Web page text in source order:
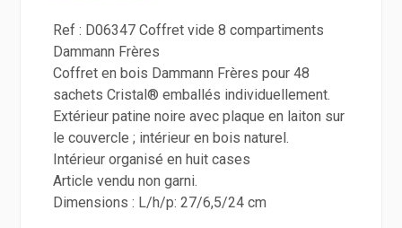
Ref : D06347 Coffret vide 8 compartiments
Dammann Frères
Coffret en bois Dammann Frères pour 48
sachets Cristal® emballés individuellement.
Extérieur patine noire avec plaque en laiton sur
le couvercle ; intérieur en bois naturel.
Intérieur organisé en huit cases
Article vendu non garni.
Dimensions : L/h/p: 27/6,5/24 cm